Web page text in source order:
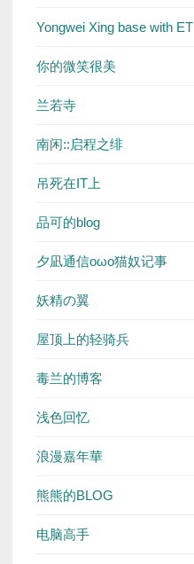
Yongwei Xing base with ET
你的微笑很美
兰若寺
南闲::启程之绯
吊死在IT上
品可的blog
夕凪通信oωo猫奴记事
妖精の翼
屋顶上的轻骑兵
毒兰的博客
浅色回忆
浪漫嘉年華
熊熊的BLOG
电脑高手